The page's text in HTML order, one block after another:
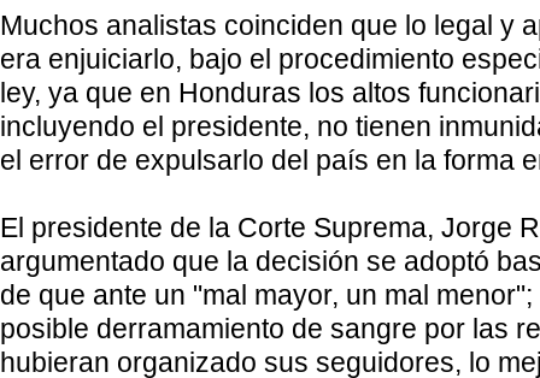
Muchos analistas coinciden que lo legal y
era enjuiciarlo, bajo el procedimiento
ley, ya que en Honduras los altos
incluyendo el presidente, no tienen
el error de expulsarlo del país en la forma
El presidente de la Corte Suprema, Jorge
argumentado que la decisión se adoptó
de que ante un "mal mayor, un mal
posible derramamiento de sangre por las
hubieran organizado sus seguidores, lo